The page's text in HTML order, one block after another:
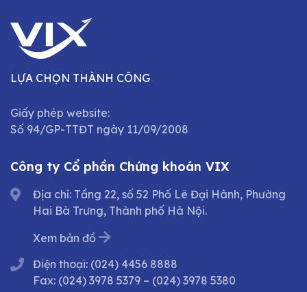
LỰA CHỌN THÀNH CÔNG
Giấy phép website:
Số 94/GP-TTĐT ngày 11/09/2008
Công ty Cổ phần Chứng khoán VIX
Địa chỉ: Tầng 22, số 52 Phố Lê Đại Hành, Phường
Hai Bà Trưng, Thành phố Hà Nội.
Xem bản đồ
Điện thoại: (024) 4456 8888
Fax: (024) 3978 5379 – (024) 3978 5380